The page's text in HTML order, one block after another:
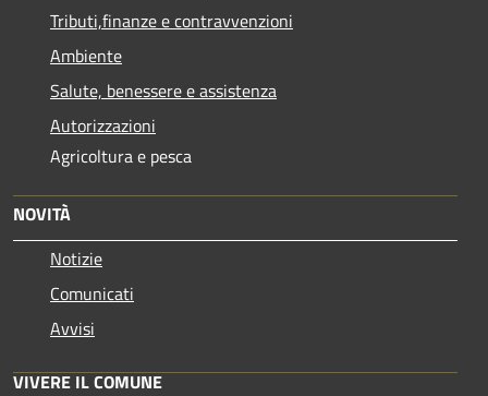
Tributi,finanze e contravvenzioni
Ambiente
Salute, benessere e assistenza
Autorizzazioni
Agricoltura e pesca
NOVITÀ
Notizie
Comunicati
Avvisi
VIVERE IL COMUNE